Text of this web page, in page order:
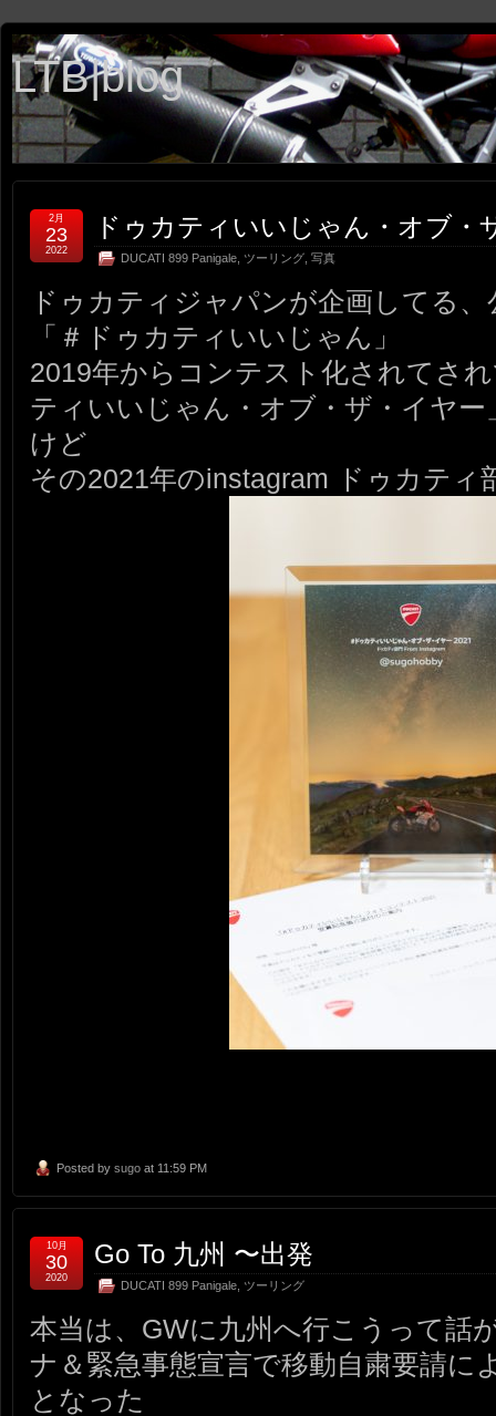
LTB|blog
ドゥカティいいじゃん・オブ・
DUCATI 899 Panigale ツーリング 写真
2月
23
2022
ドゥカティジャパンが企画してる
「＃ドゥカティいいじゃん」
2019年からコンテスト化されてさ
ティいいじゃん・オブ・ザ・イヤ
けど
その2021年のinstagram ドゥカティ
Posted by sugo at 11:59 PM
Go To 九州 〜出発
DUCATI 899 Panigale ツーリング
10月
30
2020
本当は、GWに九州へ行こうって話
ナ＆緊急事態宣言で移動自粛要請に
となった